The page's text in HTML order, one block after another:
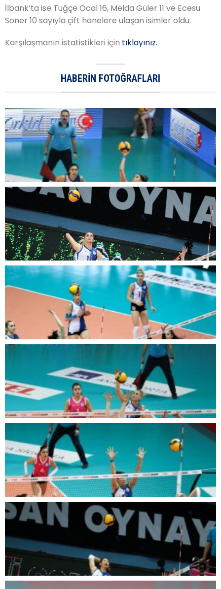
İlbank’ta ise Tuğçe Öcal 16, Melda Güler 11 ve Ecesu
Soner 10 sayıyla çift hanelere ulaşan isimler oldu.
Karşılaşmanın istatistikleri için tıklayınız.
HABERIN FOTOĞRAFLARI